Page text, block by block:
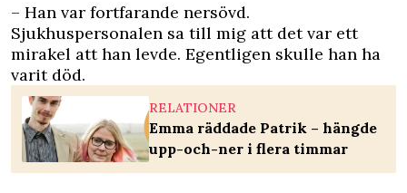
– Han var fortfarande nersövd.
Sjukhuspersonalen sa till mig att det var ett
mirakel att han levde. Egentligen skulle han ha
varit död.
RELATIONER
Emma räddade Patrik – hängde
upp-och-ner i flera timmar